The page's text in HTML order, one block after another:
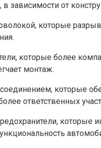
зависимости от
которые
которые более
монтаж.
которые
ответственных